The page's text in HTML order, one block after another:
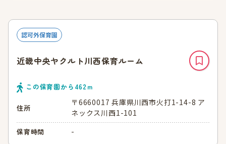
認可外保育園
近畿中央ヤクルト川西保育ルーム
この保育園から 462ｍ
住所
〒6660017 兵庫県川西市火打1-14-8 ア
ネックス川西1-101
保育時間 -